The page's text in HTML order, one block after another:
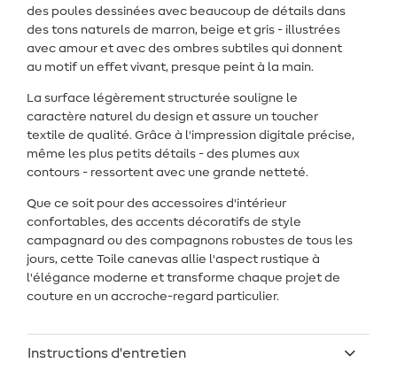
des poules dessinées avec beaucoup de détails dans
des tons naturels de marron, beige et gris - illustrées
avec amour et avec des ombres subtiles qui donnent
au motif un effet vivant, presque peint à la main.
La surface légèrement structurée souligne le
caractère naturel du design et assure un toucher
textile de qualité. Grâce à l'impression digitale précise,
même les plus petits détails - des plumes aux
contours - ressortent avec une grande netteté.
Que ce soit pour des accessoires d'intérieur
confortables, des accents décoratifs de style
campagnard ou des compagnons robustes de tous les
jours, cette Toile canevas allie l'aspect rustique à
l'élégance moderne et transforme chaque projet de
couture en un accroche-regard particulier.
Instructions d'entretien